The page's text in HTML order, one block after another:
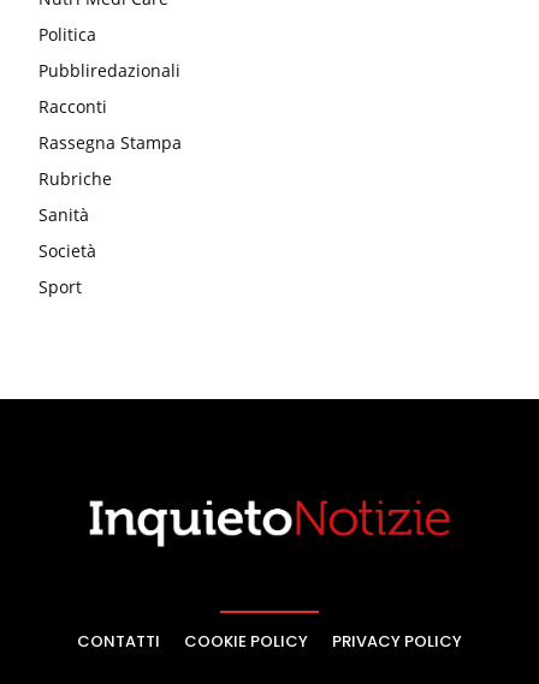
Politica
Pubbliredazionali
Racconti
Rassegna Stampa
Rubriche
Sanità
Società
Sport
CONTATTI COOKIE POLICY PRIVACY POLICY